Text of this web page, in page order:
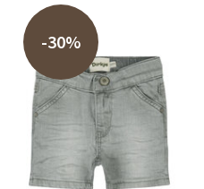
-30%